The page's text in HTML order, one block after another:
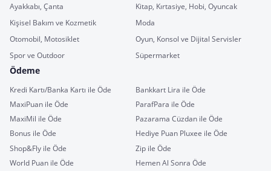
Ayakkabı, Çanta
Kitap, Kırtasiye, Hobi, Oyuncak
Kişisel Bakım ve Kozmetik
Moda
Otomobil, Motosiklet
Oyun, Konsol ve Dijital Servisler
Spor ve Outdoor
Süpermarket
Ödeme
Kredi Kartı/Banka Kartı ile Öde
Bankkart Lira ile Öde
MaxiPuan ile Öde
ParafPara ile Öde
MaxiMil ile Öde
Pazarama Cüzdan ile Öde
Bonus ile Öde
Hediye Puan Pluxee ile Öde
Shop&Fly ile Öde
Zip ile Öde
World Puan ile Öde
Hemen Al Sonra Öde